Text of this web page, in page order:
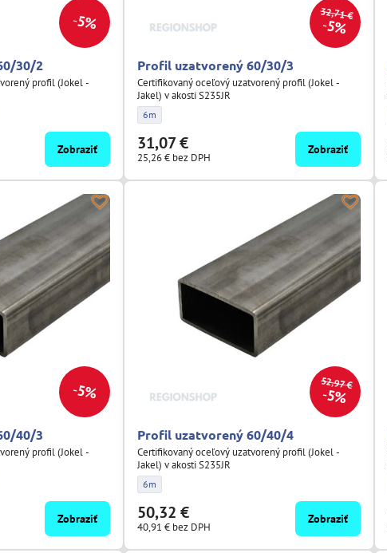
5%
30/2
profil (Jokel -
2 - Dĺžka:
60/30/2 - Dĺžka:
60/30/2 - Dĺžka:
Zobraziť
32,71 €
5%
Profil uzatvorený 60/30/3
Certifikovaný oceľový uzatvorený profil (Jokel -
Jakel) v akosti S235JR
Profil uzatvorený 60/30/3 - Dĺžka:
6m
31,07 €
25,26 € bez DPH
Zobraziť
5%
40/3
profil (Jokel -
3 - Dĺžka:
60/40/3 - Dĺžka:
60/40/3 - Dĺžka:
Zobraziť
52,97 €
5%
Profil uzatvorený 60/40/4
Certifikovaný oceľový uzatvorený profil (Jokel -
Jakel) v akosti S235JR
Profil uzatvorený 60/40/4 - Dĺžka:
6m
50,32 €
40,91 € bez DPH
Zobraziť